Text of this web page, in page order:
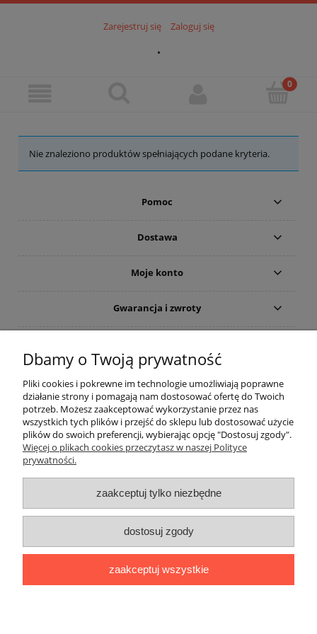
Zarejestruj się Zaloguj się
.
Nie znaleziono produktów spełniających podane kryteria.
Pomoc
Dostawa
Moje konto
Gwarancja i zwroty
Dbamy o Twoją prywatność
Pliki cookies i pokrewne im technologie umożliwiają poprawne
działanie strony i pomagają nam dostosować ofertę do Twoich
potrzeb. Możesz zaakceptować wykorzystanie przez nas
wszystkich tych plików i przejść do sklepu lub dostosować użycie
plików do swoich preferencji, wybierając opcję "Dostosuj zgody".
Więcej o plikach cookies przeczytasz w naszej Polityce
prywatności.
zaakceptuj tylko niezbędne
dostosuj zgody
zaakceptuj wszystkie